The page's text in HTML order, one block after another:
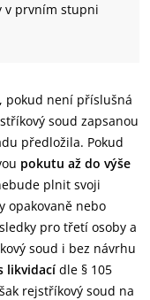
v prvním stupni
, pokud není příslušná
soud zapsanou
předložila. Pokud
pokutu až do výše
plnit svoji
opakovaně nebo
pro třetí osoby a
soud i bez návrhu
likvidací dle § 105
rejstříkový soud na